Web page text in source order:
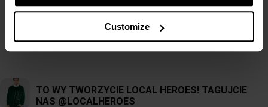
Customize
Czytaj więcej